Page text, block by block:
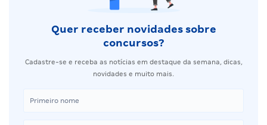
Quer receber novidades sobre
concursos?
Cadastre-se e receba as notícias em destaque da semana, dicas,
novidades e muito mais.